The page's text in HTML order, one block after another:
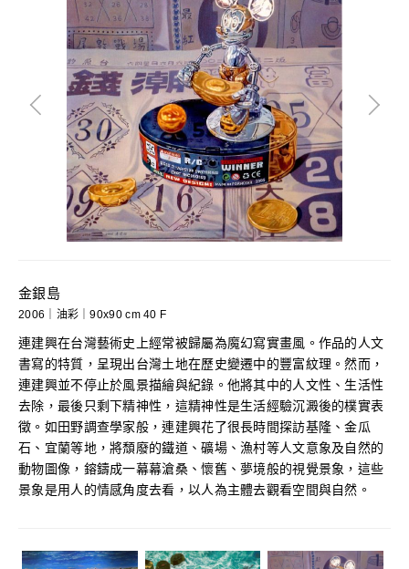
金銀島
2006｜油彩｜90x90 cm 40 F
連建興在台灣藝術史上經常被歸屬為魔幻寫實畫風。作品的人文
書寫的特質，呈現出台灣土地在歷史變遷中的豐富紋理。然而，
連建興並不停止於風景描繪與紀錄。他將其中的人文性、生活性
去除，最後只剩下精神性，這精神性是生活經驗沉澱後的樸實表
徵。如田野調查學家般，連建興花了很長時間探訪基隆、金瓜
石、宜蘭等地，將頹廢的鐵道、礦場、漁村等人文意象及自然的
動物圖像，鎔鑄成一幕幕滄桑、懷舊、夢境般的視覺景象，這些
景象是用人的情感角度去看，以人為主體去觀看空間與自然。